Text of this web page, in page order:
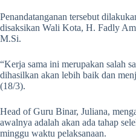
Penandatanganan tersebut
disaksikan Wali Kota, H. Fadly
M.Si.
“Kerja sama ini merupakan salah
dihasilkan akan lebih baik dan
(18/3).
Head of Guru Binar, Juliana,
awalnya adalah akan ada tahap
minggu waktu pelaksanaan.